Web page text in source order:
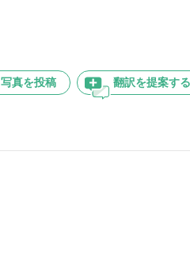
写真を投稿 翻訳を提案する